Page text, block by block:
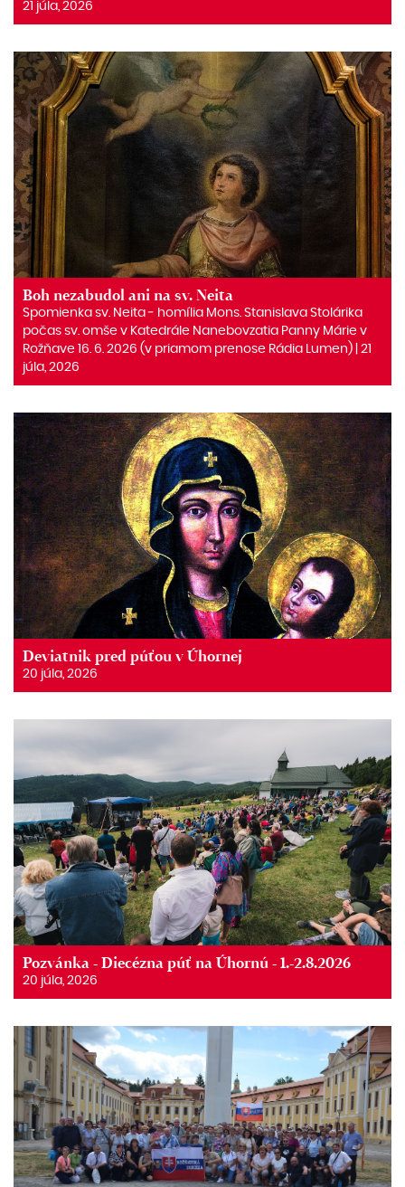
21 júla, 2026
Boh nezabudol ani na sv. Neita
Spomienka sv. Neita ‒ homília Mons. Stanislava Stolárika
počas sv. omše v Katedrále Nanebovzatia Panny Márie v
Rožňave 16. 6. 2026 (v priamom prenose Rádia Lumen) | 21
júla, 2026
Deviatnik pred púťou v Úhornej
20 júla, 2026
Pozvánka - Diecézna púť na Úhornú - 1.-2.8.2026
20 júla, 2026